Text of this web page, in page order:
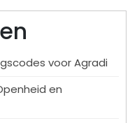
voor Agradi
en